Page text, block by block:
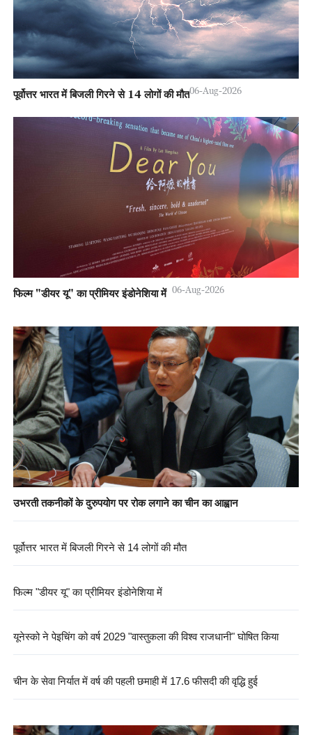
पूर्वोत्तर भारत में बिजली गिरने से 14 लोगों की मौत06-Aug-2026
फिल्म "डीयर यू" का प्रीमियर इंडोनेशिया में 06-Aug-2026
उभरती तकनीकों के दुरुपयोग पर रोक लगाने का चीन का आह्वान
पूर्वोत्तर भारत में बिजली गिरने से 14 लोगों की मौत
फिल्म "डीयर यू" का प्रीमियर इंडोनेशिया में
यूनेस्को ने पेइचिंग को वर्ष 2029 "वास्तुकला की विश्व राजधानी" घोषित किया
चीन के सेवा निर्यात में वर्ष की पहली छमाही में 17.6 फीसदी की वृद्धि हुई